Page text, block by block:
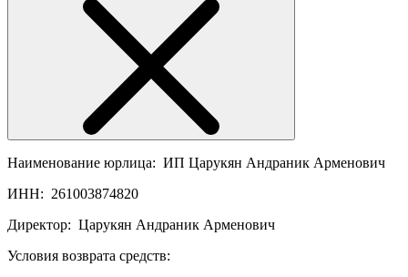
Наименование юрлица: ИП Царукян Андраник Арменович
ИНН: 261003874820
Директор: Царукян Андраник Арменович
Условия возврата средств: